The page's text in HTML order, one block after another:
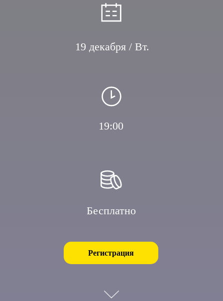
Регистрация
19 декабря / Вт.
19:00
Бесплатно